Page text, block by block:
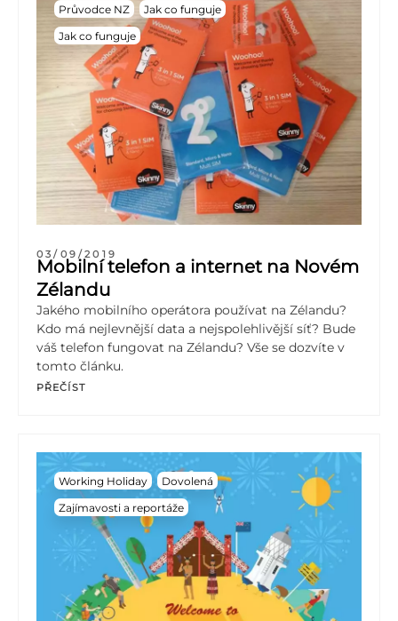
Průvodce NZ
Jak co funguje
Jak co funguje
03/09/2019
Mobilní telefon a internet na Novém
Zélandu
Jakého mobilního operátora používat na Zélandu?
Kdo má nejlevnější data a nejspolehlivější síť? Bude
váš telefon fungovat na Zélandu? Vše se dozvíte v
tomto článku.
PŘEČÍST
Working Holiday
Dovolená
Zajímavosti a reportáže